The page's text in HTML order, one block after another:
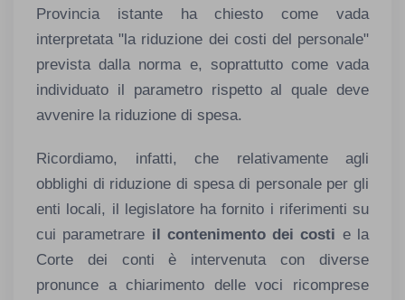
Provincia istante ha chiesto come vada
interpretata "la riduzione dei costi del personale"
prevista dalla norma e, soprattutto come vada
individuato il parametro rispetto al quale deve
avvenire la riduzione di spesa.
Ricordiamo, infatti, che relativamente agli
obblighi di riduzione di spesa di personale per gli
enti locali, il legislatore ha fornito i riferimenti su
cui parametrare il contenimento dei costi e la
Corte dei conti è intervenuta con diverse
pronunce a chiarimento delle voci ricomprese